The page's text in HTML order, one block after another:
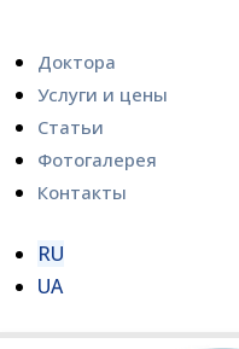
Доктора
Услуги и цены
Статьи
Фотогалерея
Контакты
RU
UA